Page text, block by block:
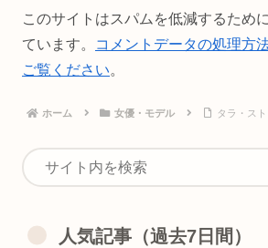
このサイトはスパムを低減するため
ています。
コメントデータの処理方
ご覧ください。
ホーム 女優・モデル タラ・ス
人気記事（過去7日間）